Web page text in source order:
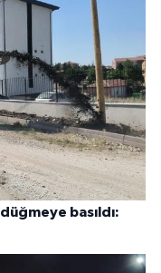
basıldı: